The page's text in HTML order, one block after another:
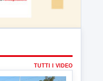
TUTTI I VIDEO